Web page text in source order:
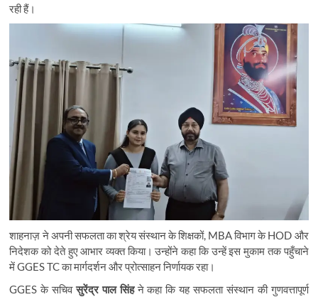
रही हैं।
शाहनाज़ ने अपनी सफलता का श्रेय संस्थान के शिक्षकों, MBA विभाग के HOD और
निदेशक को देते हुए आभार व्यक्त किया। उन्होंने कहा कि उन्हें इस मुकाम तक पहुँचाने
में GGES TC का मार्गदर्शन और प्रोत्साहन निर्णायक रहा।
GGES के सचिवसुरेंद्र पाल सिंहने कहा कि यह सफलता संस्थान की गुणवत्तापूर्ण